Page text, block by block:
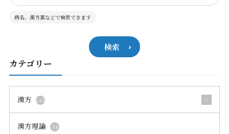
病名、漢方薬などで検索できます
検索
カテゴリー
漢方 115
漢方理論 34